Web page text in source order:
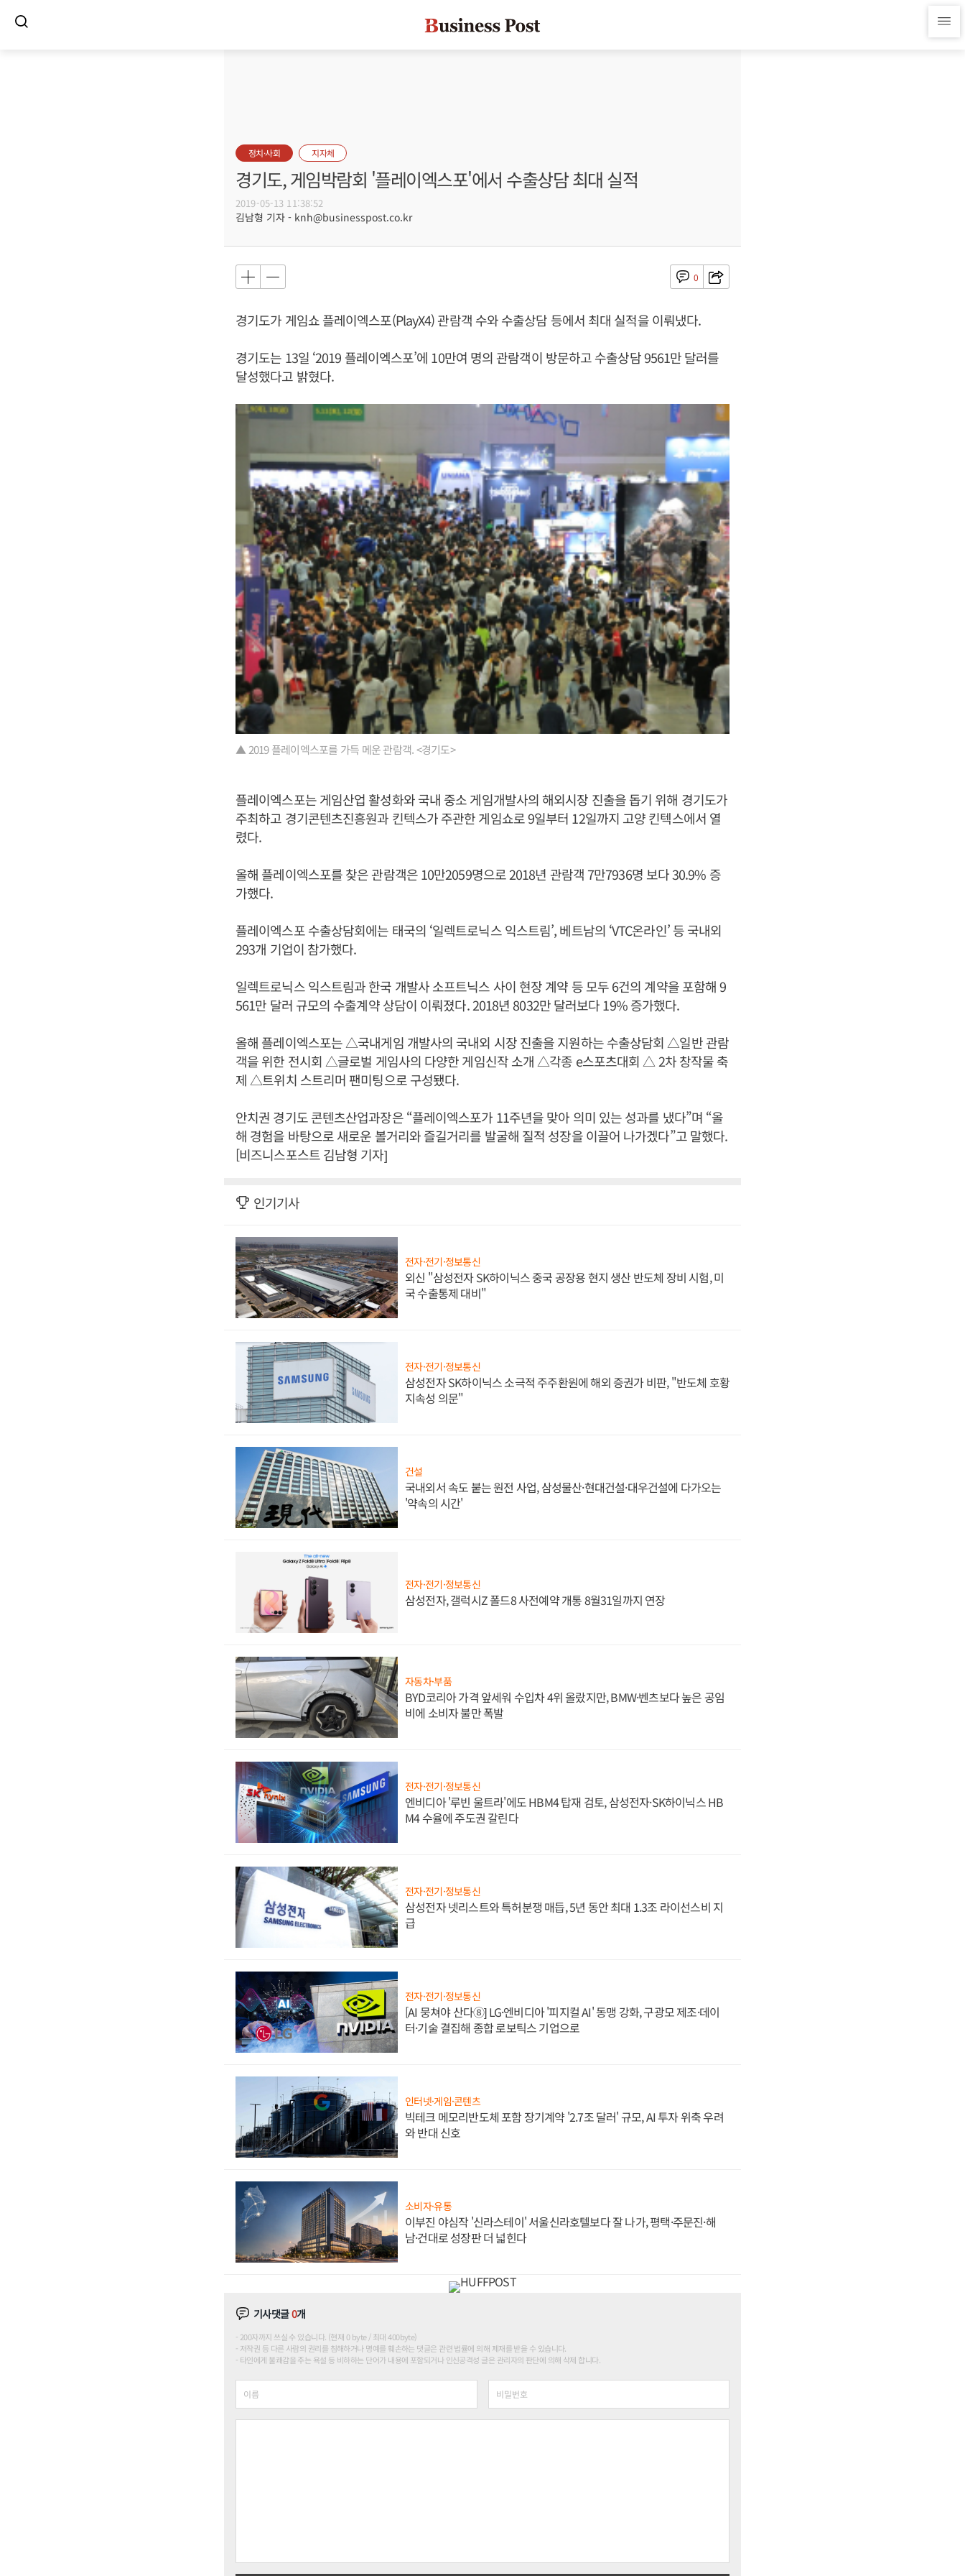
정치·사회 지자체
경기도, 게임박람회 '플레이엑스포'에서 수출상담 최대 실적
2019-05-13 11:38:52
김남형 기자 - knh@businesspost.co.kr
0
경기도가 게임쇼 플레이엑스포(PlayX4) 관람객 수와 수출상담 등에서 최대 실적을 이뤄냈다.
경기도는 13일 ‘2019 플레이엑스포’에 10만여 명의 관람객이 방문하고 수출상담 9561만 달러를
달성했다고 밝혔다.
▲ 2019 플레이엑스포를 가득 메운 관람객. <경기도>
플레이엑스포는 게임산업 활성화와 국내 중소 게임개발사의 해외시장 진출을 돕기 위해 경기도가
주최하고 경기콘텐츠진흥원과 킨텍스가 주관한 게임쇼로 9일부터 12일까지 고양 킨텍스에서 열
렸다.
올해 플레이엑스포를 찾은 관람객은 10만2059명으로 2018년 관람객 7만7936명 보다 30.9% 증
가했다.
플레이엑스포 수출상담회에는 태국의 ‘일렉트로닉스 익스트림’, 베트남의 ‘VTC온라인’ 등 국내외
293개 기업이 참가했다.
일렉트로닉스 익스트림과 한국 개발사 소프트닉스 사이 현장 계약 등 모두 6건의 계약을 포함해 9
561만 달러 규모의 수출계약 상담이 이뤄졌다. 2018년 8032만 달러보다 19% 증가했다.
올해 플레이엑스포는 △국내게임 개발사의 국내외 시장 진출을 지원하는 수출상담회 △일반 관람
객을 위한 전시회 △글로벌 게임사의 다양한 게임신작 소개 △각종 e스포츠대회 △ 2차 창작물 축
제 △트위치 스트리머 팬미팅으로 구성됐다.
안치권 경기도 콘텐츠산업과장은 “플레이엑스포가 11주년을 맞아 의미 있는 성과를 냈다”며 “올
해 경험을 바탕으로 새로운 볼거리와 즐길거리를 발굴해 질적 성장을 이끌어 나가겠다”고 말했다.
[비즈니스포스트 김남형 기자]
인기기사
전자·전기·정보통신
외신 "삼성전자 SK하이닉스 중국 공장용 현지 생산 반도체 장비 시험, 미
국 수출통제 대비"
전자·전기·정보통신
삼성전자 SK하이닉스 소극적 주주환원에 해외 증권가 비판, "반도체 호황
지속성 의문"
건설
국내외서 속도 붙는 원전 사업, 삼성물산·현대건설·대우건설에 다가오는
'약속의 시간'
전자·전기·정보통신
삼성전자, 갤럭시Z 폴드8 사전예약 개통 8월31일까지 연장
자동차·부품
BYD코리아 가격 앞세워 수입차 4위 올랐지만, BMW·벤츠보다 높은 공임
비에 소비자 불만 폭발
전자·전기·정보통신
엔비디아 '루빈 울트라'에도 HBM4 탑재 검토, 삼성전자·SK하이닉스 HB
M4 수율에 주도권 갈린다
전자·전기·정보통신
삼성전자 넷리스트와 특허분쟁 매듭, 5년 동안 최대 1.3조 라이선스비 지
급
전자·전기·정보통신
[AI 뭉쳐야 산다⑧] LG·엔비디아 '피지컬 AI' 동맹 강화, 구광모 제조·데이
터·기술 결집해 종합 로보틱스 기업으로
인터넷·게임·콘텐츠
빅테크 메모리반도체 포함 장기계약 '2.7조 달러' 규모, AI 투자 위축 우려
와 반대 신호
소비자·유통
이부진 야심작 '신라스테이' 서울신라호텔보다 잘 나가, 평택·주문진·해
남·건대로 성장판 더 넓힌다
기사댓글0개
200자까지 쓰실 수 있습니다. (현재 0 byte / 최대 400byte)
저작권 등 다른 사람의 권리를 침해하거나 명예를 훼손하는 댓글은 관련 법률에 의해 제재를 받을 수 있습니다.
타인에게 불쾌감을 주는 욕설 등 비하하는 단어가 내용에 포함되거나 인신공격성 글은 관리자의 판단에 의해 삭제 합니다.